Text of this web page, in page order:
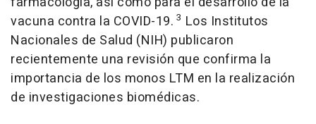
vacuna contra la COVID-19. 3 Los Institutos
Nacionales de Salud (NIH) publicaron
recientemente una revisión que confirma la
importancia de los monos LTM en la realización
de investigaciones biomédicas.